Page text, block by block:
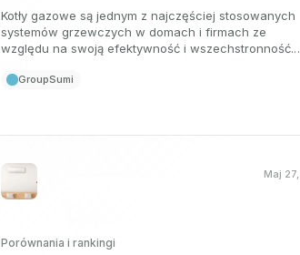
Kotły gazowe są jednym z najczęściej stosowanych
systemów grzewczych w domach i firmach ze
względu na swoją efektywność i wszechstronność.
Istnieją różne rodzaje kotłów gazowych w zależności
GroupSumi
Maj
Porównania i rankingi